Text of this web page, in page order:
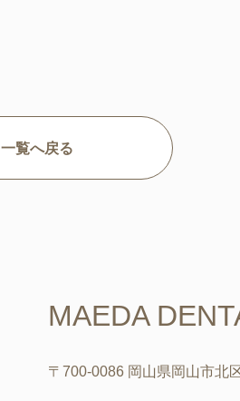
一覧へ戻る
MAEDA
〒700-0086 岡山県岡山市北